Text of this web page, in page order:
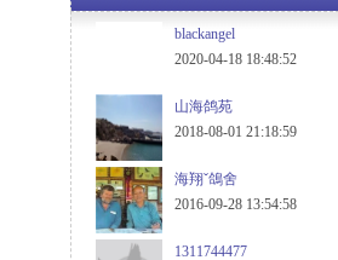
blackangel
2020-04-18 18:48:52
山海鸽苑
2018-08-01 21:18:59
海翔ˇ鴿舍
2016-09-28 13:54:58
1311744477